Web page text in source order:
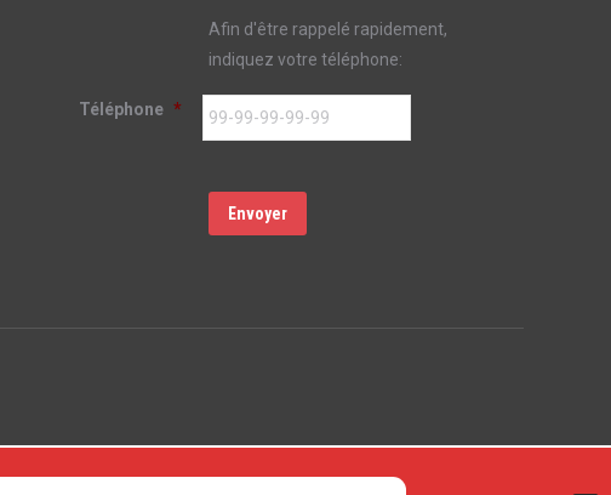
Afin d'être rappelé rapidement,
indiquez votre téléphone:
Téléphone *
Envoyer